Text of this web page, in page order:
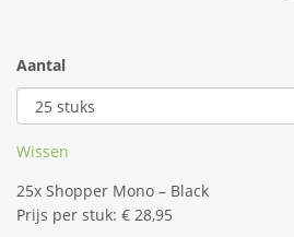
Aantal
Wissen
25x Shopper Mono – Black
Prijs per stuk: € 28,95